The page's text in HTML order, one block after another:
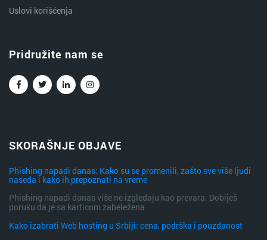
Uslovi korišćenja
Pridružite nam se
SKORAŠNJE OBJAVE
Phishing napadi danas: Kako su se promenili, zašto sve više ljudi
naseda i kako ih prepoznati na vreme
Phishing napadi danas više ne izgledaju kao prevara. Dobiješ
poruku da je sa karticom zabeležena
Kako izabrati Web hosting u Srbiji: cena, podrška i pouzdanost